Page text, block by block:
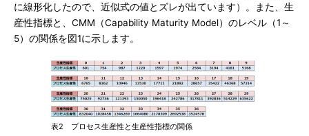
に線形化したので、近似式の値とズレが出ています）。また、生
産性指標と、CMM（Capability Maturity Model）のレベル（1～
5）の関係を図1に示します。
表2 プロセス生産性と生産性指標の関係